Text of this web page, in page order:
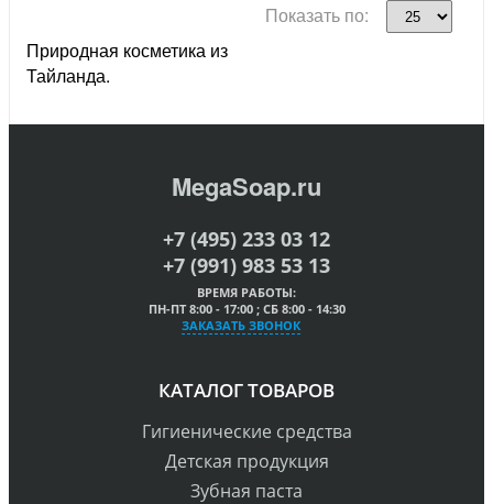
Показать по:
Природная косметика из
Тайланда.
MegaSoap.ru
+7 (495) 233 03 12
+7 (991) 983 53 13
ВРЕМЯ РАБОТЫ:
ПН-ПТ 8:00 - 17:00 ; СБ 8:00 - 14:30
ЗАКАЗАТЬ ЗВОНОК
КАТАЛОГ ТОВАРОВ
Гигиенические средства
Детская продукция
Зубная паста